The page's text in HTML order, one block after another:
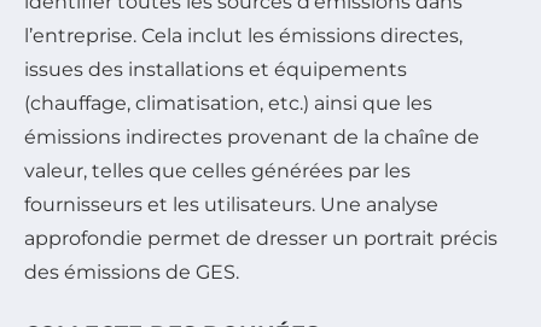
l’entreprise. Cela inclut les émissions directes,
issues des installations et équipements
(chauffage, climatisation, etc.) ainsi que les
émissions indirectes provenant de la chaîne de
valeur, telles que celles générées par les
fournisseurs et les utilisateurs. Une analyse
approfondie permet de dresser un portrait précis
des émissions de GES.